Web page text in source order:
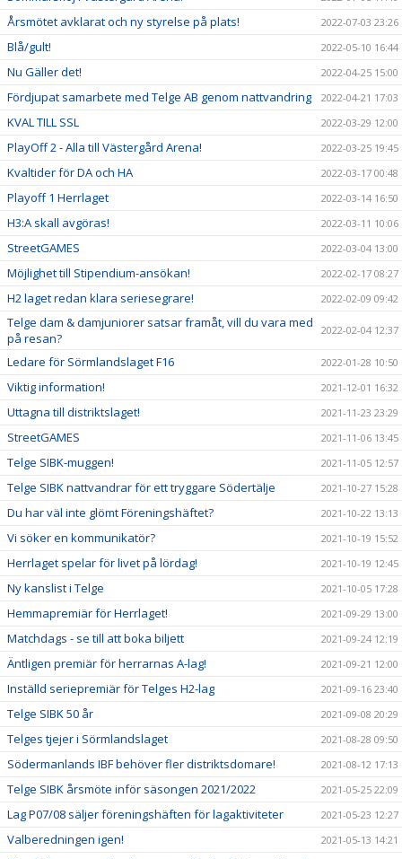
Årsmötet avklarat och ny styrelse på plats! 2022-07-03 23:26
Blå/gult! 2022-05-10 16:44
Nu Gäller det! 2022-04-25 15:00
Fördjupat samarbete med Telge AB genom nattvandring 2022-04-21 17:03
KVAL TILL SSL 2022-03-29 12:00
PlayOff 2 - Alla till Västergård Arena! 2022-03-25 19:45
Kvaltider för DA och HA 2022-03-17 00:48
Playoff 1 Herrlaget 2022-03-14 16:50
H3:A skall avgöras! 2022-03-11 10:06
StreetGAMES 2022-03-04 13:00
Möjlighet till Stipendium-ansökan! 2022-02-17 08:27
H2 laget redan klara seriesegrare! 2022-02-09 09:42
Telge dam & damjuniorer satsar framåt, vill du vara med
på resan?
2022-02-04 12:37
Ledare för Sörmlandslaget F16 2022-01-28 10:50
Viktig information! 2021-12-01 16:32
Uttagna till distriktslaget! 2021-11-23 23:29
StreetGAMES 2021-11-06 13:45
Telge SIBK-muggen! 2021-11-05 12:57
Telge SIBK nattvandrar för ett tryggare Södertälje 2021-10-27 15:28
Du har väl inte glömt Föreningshäftet? 2021-10-22 13:13
Vi söker en kommunikatör? 2021-10-19 15:52
Herrlaget spelar för livet på lördag! 2021-10-19 12:45
Ny kanslist i Telge 2021-10-05 17:28
Hemmapremiär för Herrlaget! 2021-09-29 13:00
Matchdags - se till att boka biljett 2021-09-24 12:19
Äntligen premiär för herrarnas A-lag! 2021-09-21 12:00
Inställd seriepremiär för Telges H2-lag 2021-09-16 23:40
Telge SIBK 50 år 2021-09-08 20:29
Telges tjejer i Sörmlandslaget 2021-08-28 09:50
Södermanlands IBF behöver fler distriktsdomare! 2021-08-12 17:13
Telge SIBK årsmöte inför säsongen 2021/2022 2021-05-25 22:09
Lag P07/08 säljer föreningshäften för lagaktiviteter 2021-05-23 12:27
Valberedningen igen! 2021-05-13 14:21